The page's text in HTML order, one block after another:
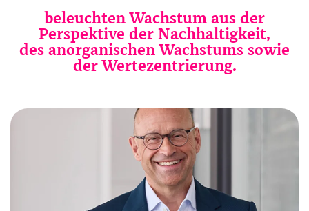
beleuchten Wachstum aus der
Perspektive der Nachhaltigkeit,
des anorganischen Wachstums sowie
der Wertezentrierung.